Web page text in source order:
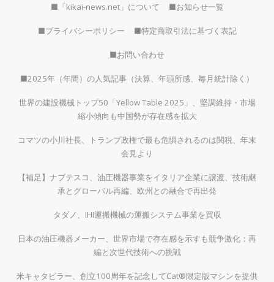
■「kikai-news.net」について
■お知らせ一覧
■プライバシーポリシー ■特定商取引法に基づく表記
■お問い合わせ
■2025年（年間）の人気記事（決算、年頭所感、毎月統計除く）
世界の建設機械トップ50「Yellow Table 2025」、堅調維持・市場
縮小傾向も中国勢が存在感を拡大
コマツの小川社長、トランプ政権で最も危惧されるのは関税、年末
会見より
【補足】ナブテスコ、油圧機器事業をイタリア企業に譲渡、技術継
承とグローバル再編、欧州との融合で再出発
タダノ、IHI運搬機械の運搬システム事業を買収
日本の油圧機器メーカー、世界市場で存在感を示すも競争激化：再
編と次世代技術への挑戦
米キャタピラー、創立100周年を記念してCat®限定版マシンを提供